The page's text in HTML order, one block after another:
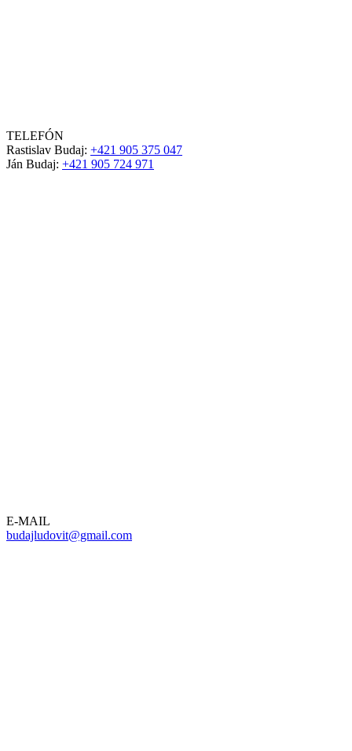
TELEFÓN
Rastislav Budaj: +421 905 375 047
Ján Budaj: +421 905 724 971
E-MAIL
budajludovit@gmail.com